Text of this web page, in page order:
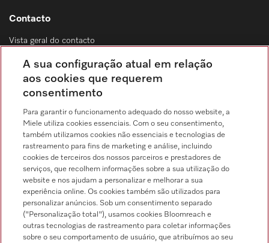
Contacto
Vista geral do contacto
Distribuição & Serviço de assistência técnica
Chamada para a rede fixa, de acordo com o seu tarifário, em Portugal e em
Pesquisa de distribuidores
A sua configuração atual em relação
aos cookies que requerem
consentimento
Para garantir o funcionamento adequado do nosso website, a
Miele utiliza cookies essenciais. Com o seu consentimento,
também utilizamos cookies não essenciais e tecnologias de
rastreamento para fins de marketing e análise, incluindo
cookies de terceiros dos nossos parceiros e prestadores de
serviços, que recolhem informações sobre a sua utilização do
website e nos ajudam a personalizar e melhorar a sua
experiência online. Os cookies também são utilizados para
personalizar anúncios. Sob um consentimento separado
("Personalização total"), usamos cookies Bloomreach e
outras tecnologias de rastreamento para coletar informações
sobre o seu comportamento de usuário, que atribuímos ao seu